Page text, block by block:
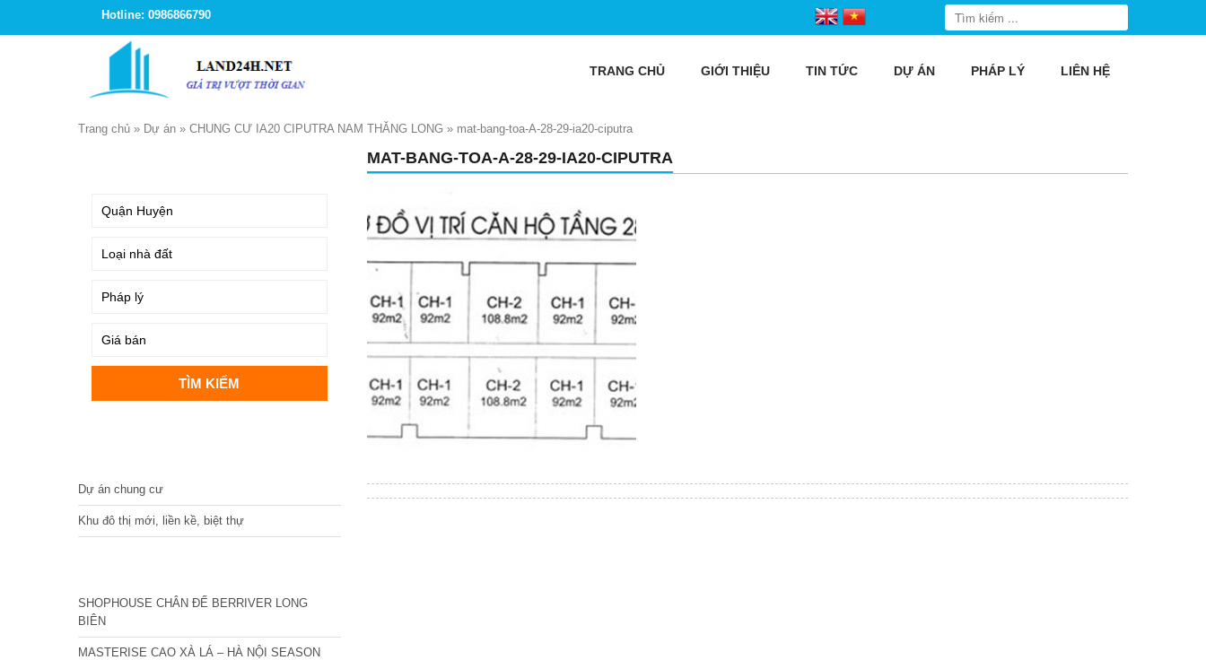
Hotline: 0986866790
TRANG CHỦ GIỚI THIỆU TIN TỨC DỰ ÁN PHÁP LÝ LIÊN HỆ
Trang chủ » Dự án » CHUNG CƯ IA20 CIPUTRA NAM THĂNG LONG » mat-bang-toa-A-28-29-ia20-ciputra
MAT-BANG-TOA-A-28-29-IA20-CIPUTRA
Dự án chung cư
Khu đô thị mới, liền kề, biệt thự
SHOPHOUSE CHÂN ĐẾ BERRIVER LONG
BIÊN
MASTERISE CAO XÀ LÁ – HÀ NỘI SEASON